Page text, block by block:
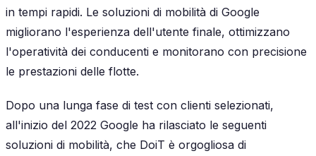
in tempi rapidi. Le soluzioni di mobilità di Google
migliorano l'esperienza dell'utente finale, ottimizzano
l'operatività dei conducenti e monitorano con precisione
le prestazioni delle flotte.
Dopo una lunga fase di test con clienti selezionati,
all'inizio del 2022 Google ha rilasciato le seguenti
soluzioni di mobilità, che DoiT è orgogliosa di